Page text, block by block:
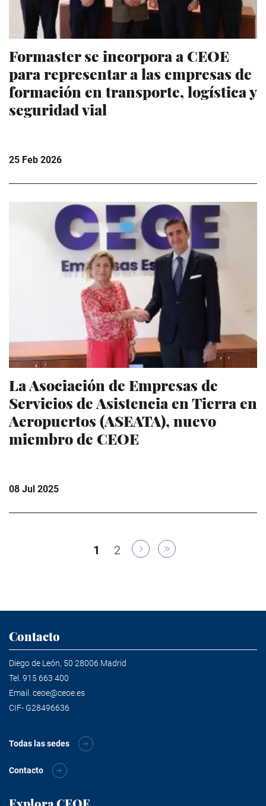
Formaster se incorpora a CEOE
para representar a las empresas de
formación en transporte, logística y
seguridad vial
25 Feb 2026
La Asociación de Empresas de
Servicios de Asistencia en Tierra en
Aeropuertos (ASEATA), nuevo
miembro de CEOE
08 Jul 2025
Página
1 Página
2
Contacto
Diego de León, 50 28006 Madrid
Tel. 915 663 400
Email. ceoe@ceoe.es
CIF- G28496636
Todas las sedes
Contacto